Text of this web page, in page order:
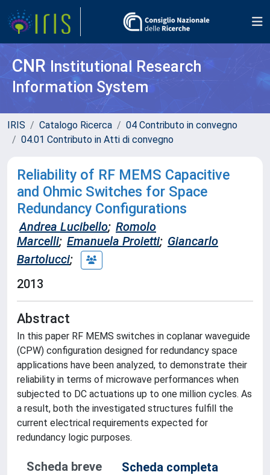
CNR Institutional Research
Information System
IRIS Catalogo Ricerca
04 Contributo in convegno
04.01 Contributo in Atti di convegno
Reliability of RF MEMS Capacitive
and Ohmic Switches for Space
Redundancy Configurations
Andrea Lucibello; Romolo
Marcelli; Emanuela Proietti; Giancarlo
Bartolucci;
2013
Abstract
In this paper RF MEMS switches in coplanar waveguide
(CPW) configuration designed for redundancy space
applications have been analyzed, to demonstrate their
reliability in terms of microwave performances when
subjected to DC actuations up to one million cycles. As
a result, both the investigated structures fulfill the
current electrical requirements expected for
redundancy logic purposes.
Scheda breve
Scheda completa